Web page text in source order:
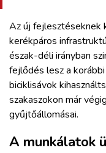
Az új fejlesztéseknek
kerékpáros
észak-déli irányban
fejlődés lesz a
biciklisávok
szakaszokon már
gyűjtőállomásai.
A munkálatok